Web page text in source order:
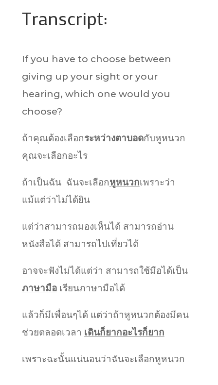
Transcript:
If you have to choose between
giving up your sight or your
hearing, which one would you
choose?
ถ้าคุณต้องเลือกระหว่างตาบอดกับหูหนวก
คุณจะเลือกอะไร
ถ้าเป็นฉัน ฉันจะเลือกหูหนวกเพราะว่า
แม้แต่ว่าไม่ได้ยิน
แต่ว่าสามารถมองเห็นได้ สามารถอ่าน
หนังสือได้ สามารถไปเที่ยวได้
อาจจะฟังไม่ได้แต่ว่า สามารถใช้มือได้เป็น
ภาษามือเรียนภาษามือได้
แล้วก็มีเพื่อนๆได้ แต่ว่าถ้าหูหนวกต้องมีคน
ช่วยตลอดเวลา เดินก็ยากอะไรก็ยาก
เพราะฉะนั้นแน่นอนว่าฉันจะเลือกหูหนวก